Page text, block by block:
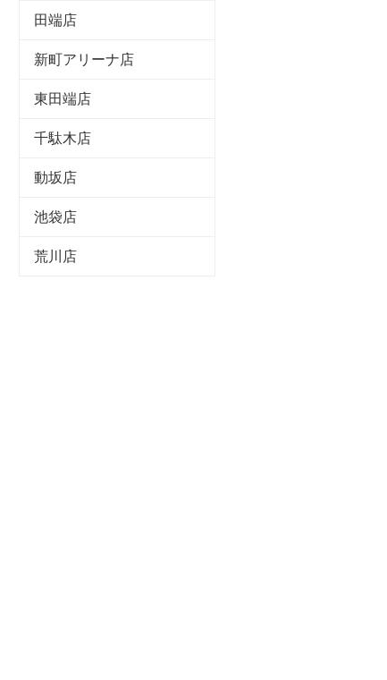
田端店
新町アリーナ店
東田端店
千駄木店
動坂店
池袋店
荒川店